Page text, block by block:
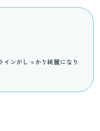
ンがしっかり綺麗になり